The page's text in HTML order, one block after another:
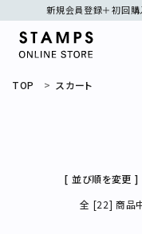
新規会員登録＋初回購
TOP スカート
[ 並び順を変更 ]
全 [22] 商品